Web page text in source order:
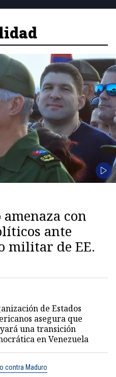
con
ante
militar de EE.
de Estados
asegura que
una transición
en Venezuela
contra Maduro